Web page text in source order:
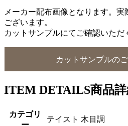
メーカー配布画像となります。
ございます。
カットサンプルにてご確認いただ
カットサンプルの
ITEM DETAILS商品詳
カテゴリ
テイスト 木目調